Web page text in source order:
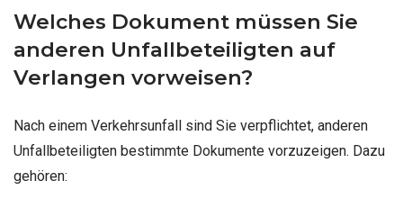
Welches Dokument müssen Sie
anderen Unfallbeteiligten auf
Verlangen vorweisen?
Nach einem Verkehrsunfall sind Sie verpflichtet, anderen
Unfallbeteiligten bestimmte Dokumente vorzuzeigen. Dazu
gehören: